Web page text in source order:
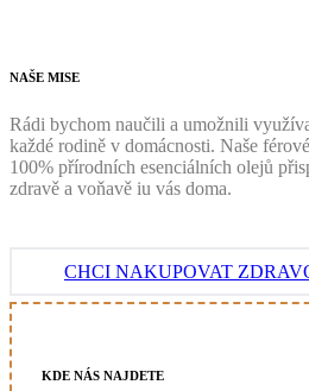
NAŠE MISE
Rádi bychom naučili a umožnili
každé rodině v domácnosti. Naše
100% přírodních esenciálních olejů
zdravě a voňavě iu vás doma.
CHCI NAKUPOVAT
KDE NÁS NAJDETE